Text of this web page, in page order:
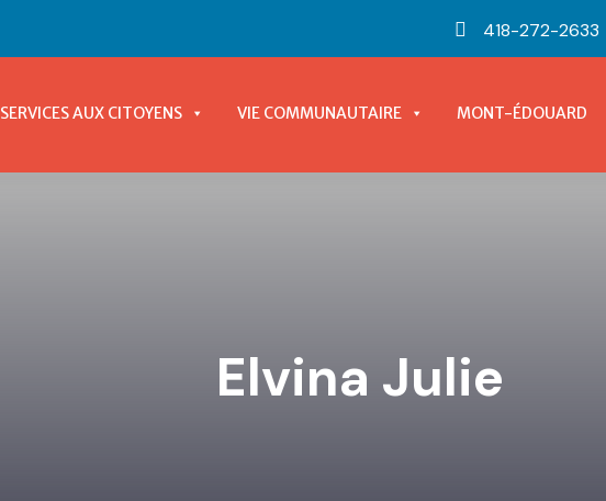
418-272-2633
SERVICES AUX CITOYENS VIE COMMUNAUTAIRE MONT-ÉDOUARD
Elvina Julie